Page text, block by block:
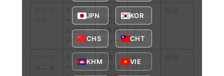
4,000
〜
8,000
川沿い
絶景/伝
統舞踊
ショー
BTSサ
パーン
タクシ
ン駅
2,500
〜
本格コ
ース/タ
BTSプ
ロンポ
JPN KOR
CHS CHT
KHM VIE